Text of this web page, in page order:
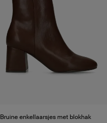
Bruine enkellaarsjes met blokhak